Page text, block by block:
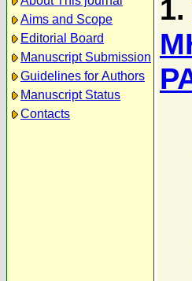
Aims and Scope
Editorial Board
Manuscript Submission
Guidelines for Authors
Manuscript Status
Contacts
1.